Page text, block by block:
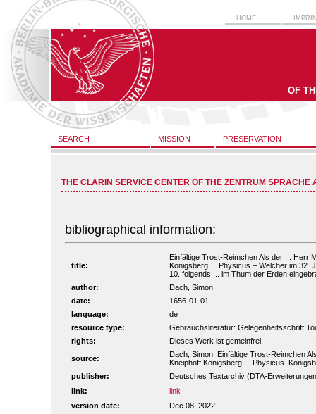
HOME
OF
SEARCH MISSION PRESERVATION
THE CLARIN SERVICE CENTER OF THE ZENTRUM SPRACHE
bibliographical information:
title:
Einfältige Trost-Reimchen Als der ... Herr
Königsberg ... Physicus – Welcher im 32.
10. folgends ... im Thum der Erden
author:
Dach, Simon
date:
1656-01-01
language:
de
resource type:
Gebrauchsliteratur:
rights:
Dieses Werk ist gemeinfrei.
source:
Dach, Simon: Einfältige Trost-Reimchen
Kneiphoff Königsberg ... Physicus.
publisher:
Deutsches Textarchiv (DTA-
link:
link
version date:
Dec 08, 2022